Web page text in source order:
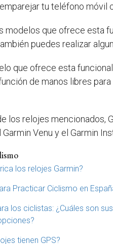
tu teléfono móvil
modelos que ofrece esta
puedes realizar
que ofrece esta
de manos libres
los relojes mencionados,
Garmin Venu y el Garmin
los relojes Garmin?
Practicar Ciclismo en
los ciclistas: ¿Cuáles son sus
tienen GPS?